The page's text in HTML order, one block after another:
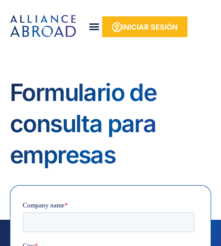
contenido
INICIAR SESIÓN
Formulario de
consulta para
empresas